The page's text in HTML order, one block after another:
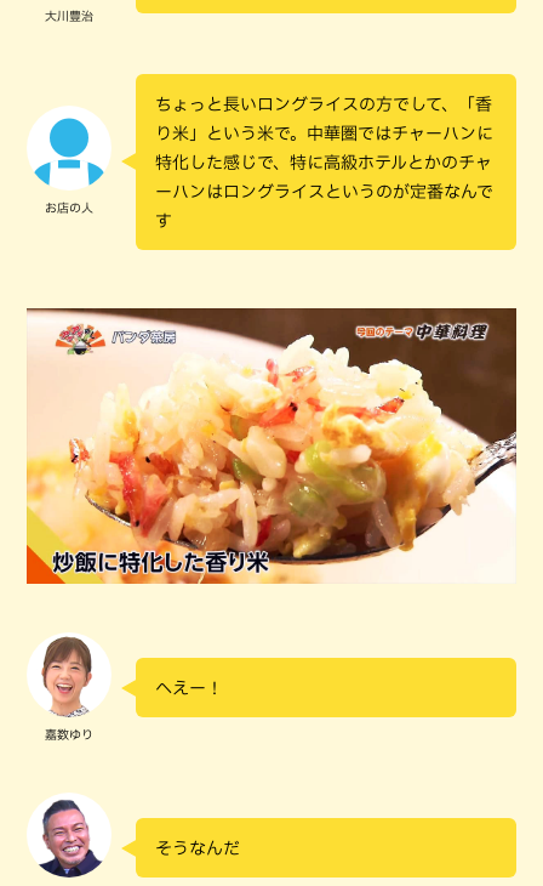
大川豊治
お店の人
ちょっと長いロングライスの方でして、「香
り米」という米で。中華圏ではチャーハンに
特化した感じで、特に高級ホテルとかのチャ
ーハンはロングライスというのが定番なんで
す
嘉数ゆり
へえー！
そうなんだ